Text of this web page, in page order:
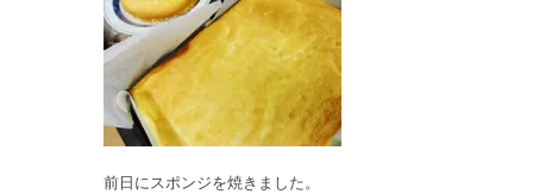
前日にスポンジを焼きました。